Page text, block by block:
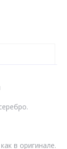
в оригинале.